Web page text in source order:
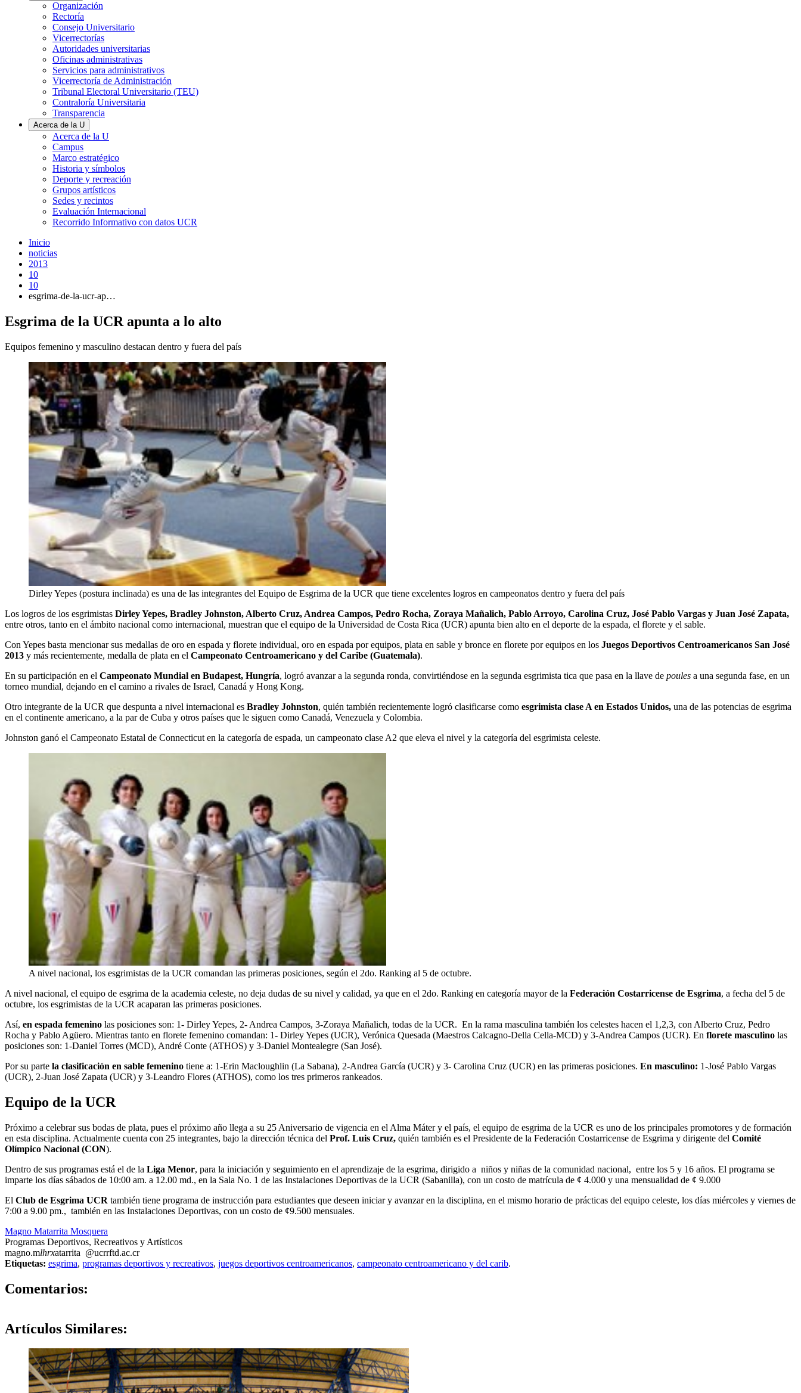
Organización
Rectoría
Consejo Universitario
Vicerrectorías
Autoridades universitarias
Oficinas administrativas
Servicios para administrativos
Vicerrectoría de Administración
Tribunal Electoral Universitario (TEU)
Contraloría Universitaria
Transparencia
Acerca de la U
Acerca de la U
Campus
Marco estratégico
Historia y símbolos
Deporte y recreación
Grupos artísticos
Sedes y recintos
Evaluación Internacional
Recorrido Informativo con datos UCR
Inicio
noticias
2013
10
10
esgrima-de-la-ucr-ap…
Esgrima de la UCR apunta a lo alto
Equipos femenino y masculino destacan dentro y fuera del país
Dirley Yepes (postura inclinada) es una de las integrantes del Equipo de Esgrima de la UCR que tiene excelentes logros en campeonatos dentro y fuera del país
Los logros de los esgrimistas Dirley Yepes, Bradley Johnston, Alberto Cruz, Andrea Campos, Pedro Rocha, Zoraya Mañalich, Pablo Arroyo, Carolina Cruz, José Pablo Vargas y Juan José Zapata,
entre otros, tanto en el ámbito nacional como internacional, muestran que el equipo de la Universidad de Costa Rica (UCR) apunta bien alto en el deporte de la espada, el florete y el sable.
Con Yepes basta mencionar sus medallas de oro en espada y florete individual, oro en espada por equipos, plata en sable y bronce en florete por equipos en los Juegos Deportivos Centroamericanos San José
2013 y más recientemente, medalla de plata en el Campeonato Centroamericano y del Caribe (Guatemala).
En su participación en el Campeonato Mundial en Budapest, Hungría, logró avanzar a la segunda ronda, convirtiéndose en la segunda esgrimista tica que pasa en la llave de poules a una segunda fase, en un
torneo mundial, dejando en el camino a rivales de Israel, Canadá y Hong Kong.
Otro integrante de la UCR que despunta a nivel internacional es Bradley Johnston, quién también recientemente logró clasificarse como esgrimista clase A en Estados Unidos, una de las potencias de esgrima
en el continente americano, a la par de Cuba y otros países que le siguen como Canadá, Venezuela y Colombia.
Johnston ganó el Campeonato Estatal de Connecticut en la categoría de espada, un campeonato clase A2 que eleva el nivel y la categoría del esgrimista celeste.
A nivel nacional, los esgrimistas de la UCR comandan las primeras posiciones, según el 2do. Ranking al 5 de octubre.
A nivel nacional, el equipo de esgrima de la academia celeste, no deja dudas de su nivel y calidad, ya que en el 2do. Ranking en categoría mayor de la Federación Costarricense de Esgrima, a fecha del 5 de
octubre, los esgrimistas de la UCR acaparan las primeras posiciones.
Así, en espada femenino las posiciones son: 1- Dirley Yepes, 2- Andrea Campos, 3-Zoraya Mañalich, todas de la UCR. En la rama masculina también los celestes hacen el 1,2,3, con Alberto Cruz, Pedro
Rocha y Pablo Agüero. Mientras tanto en florete femenino comandan: 1- Dirley Yepes (UCR), Verónica Quesada (Maestros Calcagno-Della Cella-MCD) y 3-Andrea Campos (UCR). En florete masculino las
posiciones son: 1-Daniel Torres (MCD), André Conte (ATHOS) y 3-Daniel Montealegre (San José).
Por su parte la clasificación en sable femenino tiene a: 1-Erin Macloughlin (La Sabana), 2-Andrea García (UCR) y 3- Carolina Cruz (UCR) en las primeras posiciones. En masculino: 1-José Pablo Vargas
(UCR), 2-Juan José Zapata (UCR) y 3-Leandro Flores (ATHOS), como los tres primeros rankeados.
Equipo de la UCR
Próximo a celebrar sus bodas de plata, pues el próximo año llega a su 25 Aniversario de vigencia en el Alma Máter y el país, el equipo de esgrima de la UCR es uno de los principales promotores y de formación
en esta disciplina. Actualmente cuenta con 25 integrantes, bajo la dirección técnica del Prof. Luis Cruz, quién también es el Presidente de la Federación Costarricense de Esgrima y dirigente del Comité
Olímpico Nacional (CON).
Dentro de sus programas está el de la Liga Menor, para la iniciación y seguimiento en el aprendizaje de la esgrima, dirigido a niños y niñas de la comunidad nacional, entre los 5 y 16 años. El programa se
imparte los días sábados de 10:00 am. a 12.00 md., en la Sala No. 1 de las Instalaciones Deportivas de la UCR (Sabanilla), con un costo de matrícula de ¢ 4.000 y una mensualidad de ¢ 9.000
El Club de Esgrima UCR también tiene programa de instrucción para estudiantes que deseen iniciar y avanzar en la disciplina, en el mismo horario de prácticas del equipo celeste, los días miércoles y viernes de
7:00 a 9.00 pm., también en las Instalaciones Deportivas, con un costo de ¢9.500 mensuales.
Magno Matarrita Mosquera
Programas Deportivos, Recreativos y Artísticos
magno.mlhrxatarrita @ucrrftd.ac.cr
Etiquetas: esgrima, programas deportivos y recreativos, juegos deportivos centroamericanos, campeonato centroamericano y del carib.
Comentarios:
Artículos Similares: